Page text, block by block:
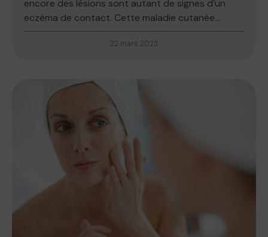
encore des lésions sont autant de signes d’un
eczéma de contact. Cette maladie cutanée...
22 mars 2023